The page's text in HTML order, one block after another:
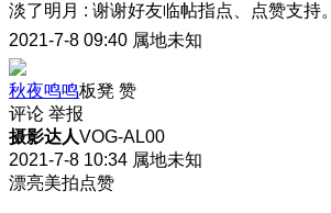
淡了明月 : 谢谢好友临帖指点、点赞支持。
2021-7-8 09:40 属地未知
秋夜鸣鸣板凳 赞
评论 举报
摄影达人VOG-AL00
2021-7-8 10:34 属地未知
漂亮美拍点赞